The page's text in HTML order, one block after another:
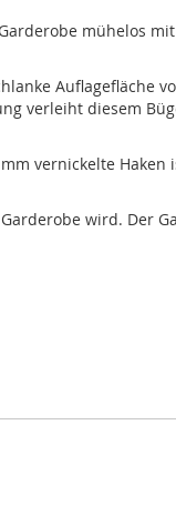
mühelos
Auflagefläche
verleiht diesem
vernickelte
wird. Der